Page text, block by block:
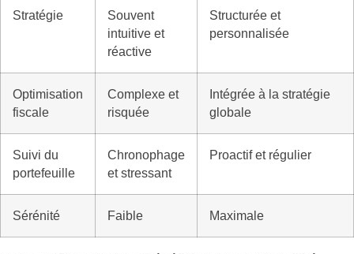
Stratégie
Souvent
intuitive et
réactive
Structurée et
personnalisée
Optimisation
fiscale
Complexe et
risquée
Intégrée à la stratégie
globale
Suivi du
portefeuille
Chronophage
et stressant
Proactif et régulier
Sérénité Faible Maximale